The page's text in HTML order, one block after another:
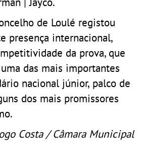
de Loulé registou
presença internacional,
da prova, que
das mais importantes
nacional júnior, palco de
dos mais promissores
Costa / Câmara Municipal